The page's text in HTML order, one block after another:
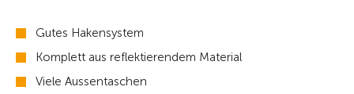
Gutes Hakensystem
Komplett aus reflektierendem Material
Viele Aussentaschen